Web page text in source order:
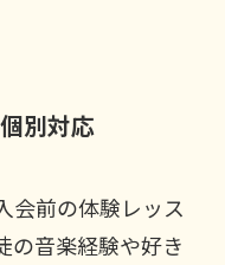
別対応
会前の体験レッス
の音楽経験や好き